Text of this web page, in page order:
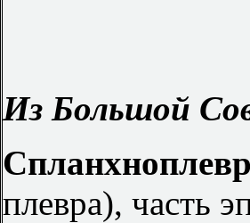
Из Большой
плевра), часть